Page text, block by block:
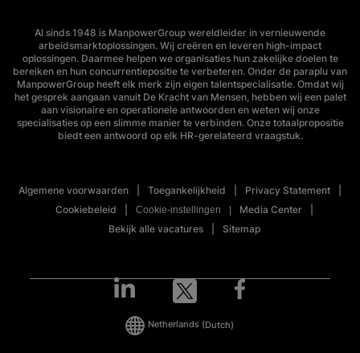
Al sinds 1948 is ManpowerGroup wereldleider in vernieuwende
arbeidsmarktoplossingen. Wij creëren en leveren high-impact
oplossingen. Daarmee helpen we organisaties hun zakelijke doelen te
bereiken en hun concurrentiepositie te verbeteren. Onder de paraplu van
ManpowerGroup heeft elk merk zijn eigen talentspecialisatie. Omdat wij
het gesprek aangaan vanuit De Kracht van Mensen, hebben wij een palet
aan visionaire en operationele antwoorden en weten wij onze
specialisaties op een slimme manier te verbinden. Onze totaalpropositie
biedt een antwoord op elk HR-gerelateerd vraagstuk.
Algemene voorwaarden Toegankelijkheid
Privacy Statement
Cookiebeleid
Cookie-instellingen
Media Center
Bekijk alle vacatures
Sitemap
Netherlands (Dutch)